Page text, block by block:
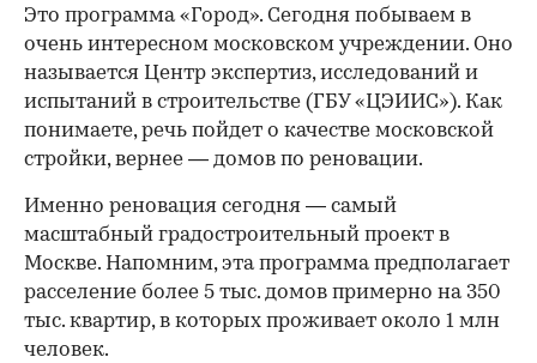
Это программа «Город». Сегодня побываем в
очень интересном московском учреждении. Оно
называется Центр экспертиз, исследований и
испытаний в строительстве (ГБУ «ЦЭИИС»). Как
понимаете, речь пойдет о качестве московской
стройки, вернее — домов по реновации.
Именно реновация сегодня — самый
масштабный градостроительный проект в
Москве. Напомним, эта программа предполагает
расселение более 5 тыс. домов примерно на 350
тыс. квартир, в которых проживает около 1 млн
человек.